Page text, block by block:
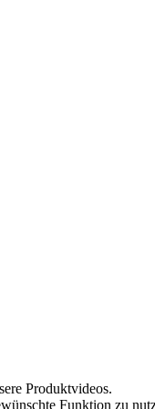
Produktvideos.
Funktion zu